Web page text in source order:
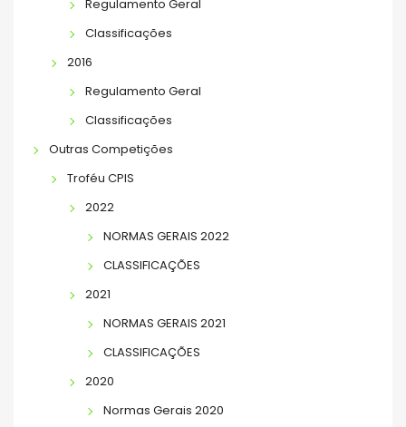
Regulamento Geral
Classificações
2016
Regulamento Geral
Classificações
Outras Competições
Troféu CPIS
2022
NORMAS GERAIS 2022
CLASSIFICAÇÕES
2021
NORMAS GERAIS 2021
CLASSIFICAÇÕES
2020
Normas Gerais 2020